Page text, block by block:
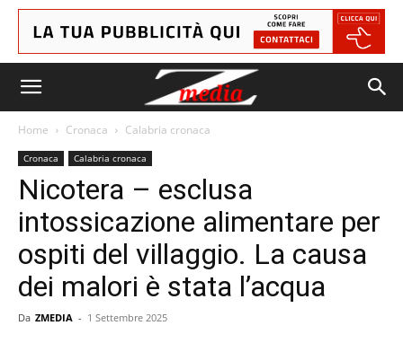
Home Cronaca Calabria cronaca
Cronaca Calabria cronaca
Nicotera – esclusa
intossicazione alimentare per
ospiti del villaggio. La causa
dei malori è stata l’acqua
Da ZMEDIA - 1 Settembre 2025